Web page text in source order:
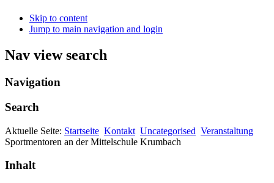
Skip to content
Jump to main navigation and login
Nav view search
Navigation
Search
Aktuelle Seite: Startseite Kontakt Uncategorised Veranstaltung
Sportmentoren an der Mittelschule Krumbach
Inhalt